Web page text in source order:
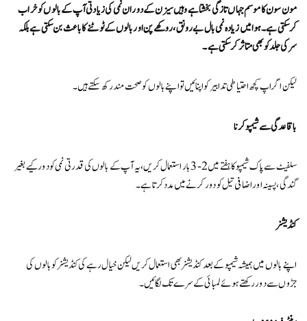
مون سون کا موسم جہاں تازگی بخشتا ہے وہیں سیزن کے دوران نمی کی زیادتی آپ کے بالوں کو خراب
کرسکتی ہے ۔ ہوا میں زیادہ نمی بال بے رونق، روکھے پن اور بالوں کے ٹوٹنے کا باعث بن سکتی ہے بلکہ
سر کی جلد کو بھی متاثر کرسکتی ہے۔
لیکن اگر اپ کچھ احتیاطی تدابیر کو اپنائیں تو اپنے بالوں کو صحت مند رکھ سکتے ہیں ۔
باقاعدگی سے شیمپو کرنا
سلفیٹ سے پاک شیمپو کا ہفتے میں 2-3 بار استعمال کریں، یہ آپ کے بالوں کی قدرتی نمی کو دور کیے بغیر
گندگی، پسینہ اور اضافی تیل کو دور کرنے میں مدد کرتا ہے۔
کنڈیشنر
اپنے بالوں میں ہمیشہ شیمپو کے بعد کنڈیشنر بھی استعمال کریں لیکن خیال رہے کی کنڈیشنر کو بالوں کی
جڑوں سے دور رکھتے ہوئے لمبائی کے سرے تک لگائیں۔